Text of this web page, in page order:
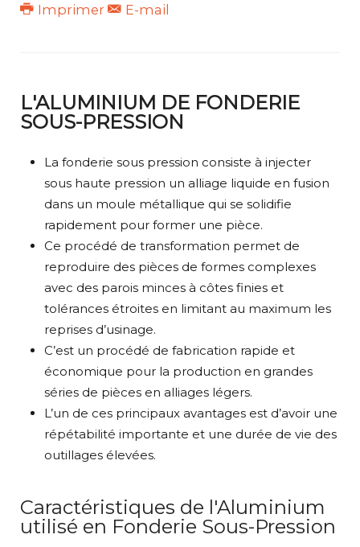
Imprimer E-mail
L'ALUMINIUM DE FONDERIE
SOUS-PRESSION
La fonderie sous pression consiste à injecter
sous haute pression un alliage liquide en fusion
dans un moule métallique qui se solidifie
rapidement pour former une pièce.
Ce procédé de transformation permet de
reproduire des pièces de formes complexes
avec des parois minces à côtes finies et
tolérances étroites en limitant au maximum les
reprises d’usinage.
C’est un procédé de fabrication rapide et
économique pour la production en grandes
séries de pièces en alliages légers.
L’un de ces principaux avantages est d’avoir une
répétabilité importante et une durée de vie des
outillages élevées.
Caractéristiques de l'Aluminium
utilisé en Fonderie Sous-Pression